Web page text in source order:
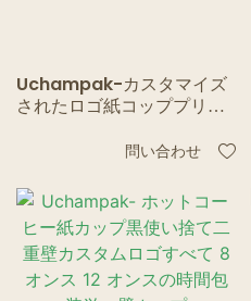
Uchampak-カスタマイズ
されたロゴ紙コッププリン
国サプライヤーからの二重
ップ
問い合わせ